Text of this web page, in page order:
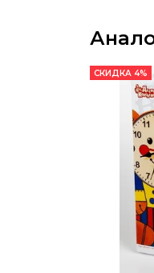
СКИДКА 4%